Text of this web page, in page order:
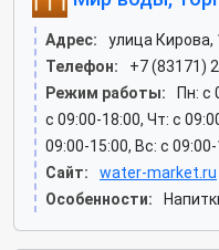
Адрес:
улица Кирова,
Телефон:
+7 (83171)
Режим работы:
Пн: c
c 09:00-18:00, Чт: c
09:00-15:00, Вс: c
Сайт:
water-market.ru
Особенности: